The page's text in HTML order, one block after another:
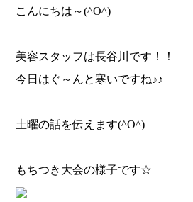
こんにちは～(^O^)
美容スタッフは長谷川です！！
今日はぐ～んと寒いですね♪♪
土曜の話を伝えます(^O^)
もちつき大会の様子です☆